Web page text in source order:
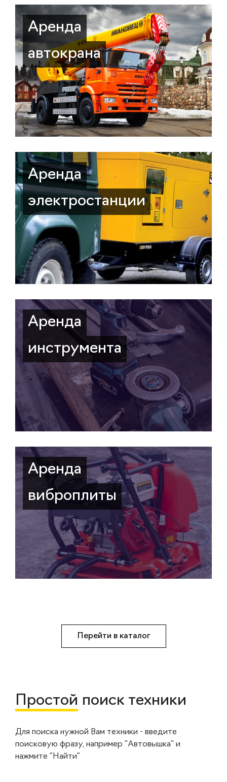
Аренда
автокрана
Аренда
электростанции
Аренда
инструмента
Аренда
виброплиты
Перейти в каталог
Простой поиск техники
Для поиска нужной Вам техники - введите
поисковую фразу, например "Автовышка" и
нажмите "Найти"